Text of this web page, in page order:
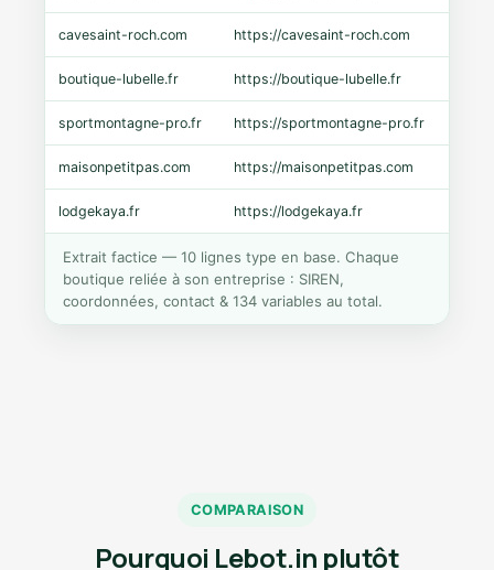
cavesaint-roch.com https://cavesaint-roch.com
boutique-lubelle.fr https://boutique-lubelle.fr
sportmontagne-pro.fr https://sportmontagne-pro.fr
maisonpetitpas.com https://maisonpetitpas.com
lodgekaya.fr https://lodgekaya.fr
Extrait factice — 10 lignes type en base. Chaque
boutique reliée à son entreprise : SIREN,
coordonnées, contact & 134 variables au total.
COMPARAISON
Pourquoi Lebot.in plutôt